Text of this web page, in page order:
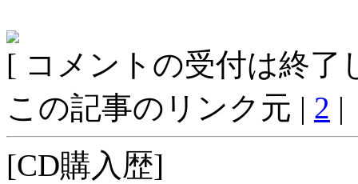
[ コメントの受付は終了
この記事のリンク元 | 2 |
[CD購入歴]